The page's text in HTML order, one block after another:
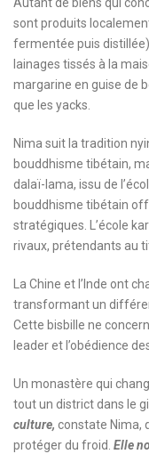
sont produits
fermentée puis
lainages tissés à la
margarine en guise de
que les yacks.
Nima suit la tradition
bouddhisme tibétain,
dalaï-lama, issu de
bouddhisme tibétain
stratégiques. L’école
rivaux, prétendants au
La Chine et l’Inde ont
transformant un
Cette bisbille ne
leader et l’obédience
Un monastère qui
tout un district dans le
culture, constate Nima,
protéger du froid. Elle